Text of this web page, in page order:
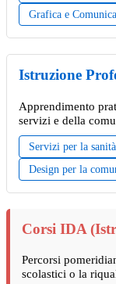
Grafica e
Istruzione
Apprendimento
servizi e della
Servizi per la
Design per la
Corsi IDA
Percorsi
scolastici o la